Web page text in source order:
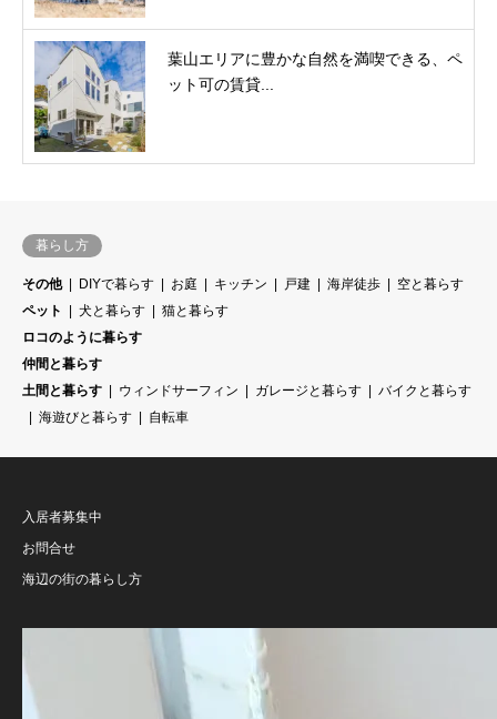
葉山エリアに豊かな自然を満喫できる、ペ
ット可の賃貸...
暮らし方
その他 DIYで暮らす お庭 キッチン 戸建 海岸徒歩
空と暮らす
ペット
犬と暮らす
猫と暮らす
ロコのように暮らす
仲間と暮らす
土間と暮らす
ウィンドサーフィン ガレージと暮らす
バイクと暮らす
海遊びと暮らす
自転車
入居者募集中
お問合せ
海辺の街の暮らし方